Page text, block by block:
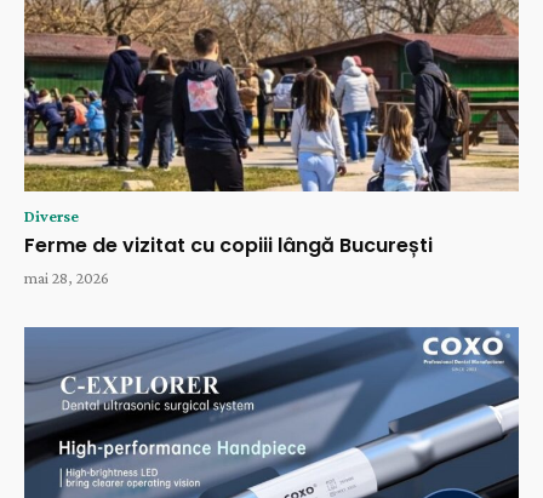
Diverse
Ferme de vizitat cu copiii lângă București
mai 28, 2026